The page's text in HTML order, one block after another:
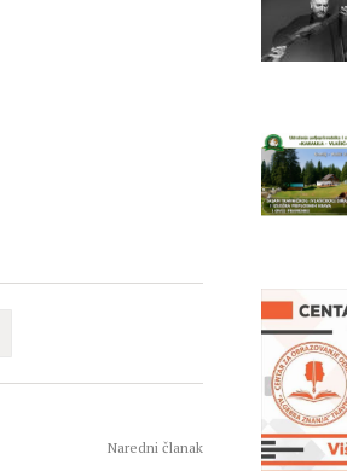
Naredni članak